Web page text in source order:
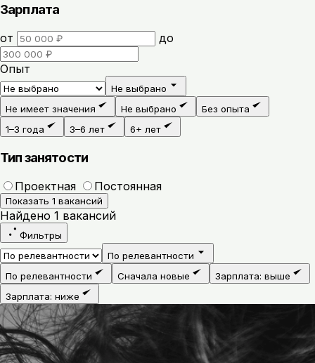
Зарплата
от до
Опыт
Не выбрано
Не имеет значения
Не выбрано
Без опыта
1–3 года
3–6 лет 6+ лет
Тип занятости
Проектная Постоянная
Показать 1 вакансий
Найдено 1 вакансий
Фильтры
По релевантности
По релевантности
Сначала новые
Зарплата: выше
Зарплата: ниже